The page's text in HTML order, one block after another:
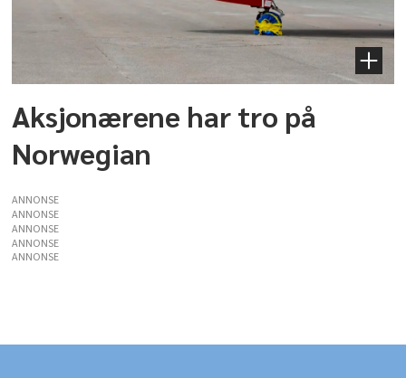
Aksjonærene har tro på
Norwegian
ANNONSE
ANNONSE
ANNONSE
ANNONSE
ANNONSE